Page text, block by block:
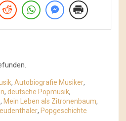
, Autobiografie Musiker,
, deutsche Popmusik,
, Mein Leben als Zitronenbaum,
, Popgeschichte